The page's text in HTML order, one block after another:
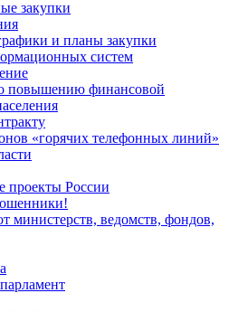
закупки
и планы закупки
систем
повышению финансовой
«горячих телефонных линий»
проекты России
министерств, ведомств, фондов,